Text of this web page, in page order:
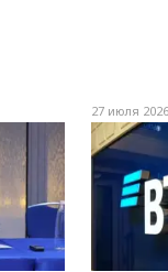
27 июля